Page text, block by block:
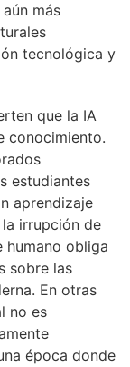
más
tecnológica y
que la IA
conocimiento.
estudiantes
aprendizaje
la irrupción de
humano obliga
sobre las
En otras
no es
época donde